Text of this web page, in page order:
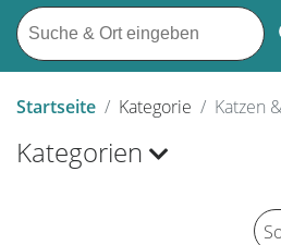
Startseite Kategorie Katzen
Kategorien